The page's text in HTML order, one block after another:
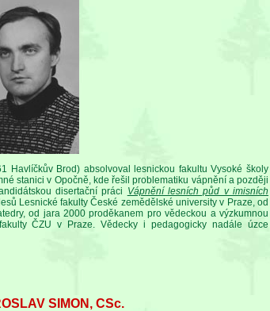
Havlíčkův Brod) absolvoval lesnickou fakultu Vysoké školy
stanici v Opočně, kde řešil problematiku vápnění a později
disertační práci Vápnění lesních půd v imisních
Lesnické fakulty České zemědělské university v Praze, od
od jara 2000 proděkanem pro vědeckou a výzkumnou
ČZU v Praze. Vědecky i pedagogicky nadále úzce
SIMON, CSc.